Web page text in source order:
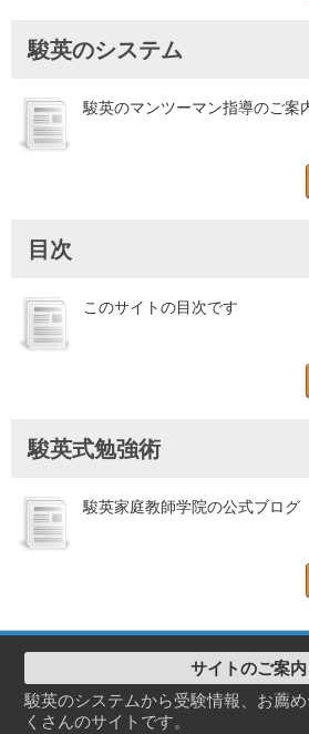
駿英のシステム
駿英のマンツーマン指導のご案
目次
このサイトの目次です
駿英式勉強術
駿英家庭教師学院の公式ブログ
サイトのご案内
駿英のシステムから受験情報、お薦
くさんのサイトです。